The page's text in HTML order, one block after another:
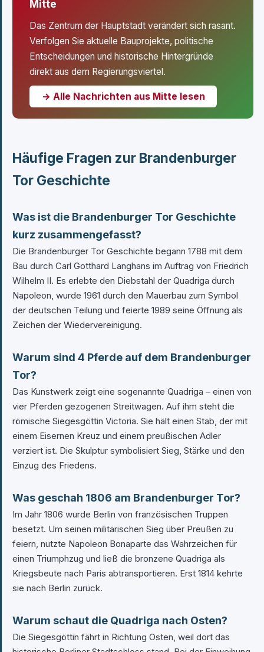
Mitte
Das Zentrum der Hauptstadt verändert sich rasant.
Verfolgen Sie aktuelle Bauprojekte, politische
Entscheidungen und historische Hintergründe
direkt aus dem Regierungsviertel.
→ Alle Nachrichten aus Mitte lesen
Häufige Fragen zur Brandenburger
Tor Geschichte
Was ist die Brandenburger Tor Geschichte
kurz zusammengefasst?
Die Brandenburger Tor Geschichte begann 1788 mit dem
Bau durch Carl Gotthard Langhans im Auftrag von Friedrich
Wilhelm II. Es erlebte den Diebstahl der Quadriga durch
Napoleon, wurde 1961 durch den Mauerbau zum Symbol
der deutschen Teilung und feierte 1989 seine Öffnung als
Zeichen der Wiedervereinigung.
Warum sind 4 Pferde auf dem Brandenburger
Tor?
Das Kunstwerk zeigt eine sogenannte Quadriga – einen von
vier Pferden gezogenen Streitwagen. Auf ihm steht die
römische Siegesgöttin Victoria. Sie hält einen Stab, der mit
einem Eisernen Kreuz und einem preußischen Adler
verziert ist. Die Skulptur symbolisiert Sieg, Stärke und den
Einzug des Friedens.
Was geschah 1806 am Brandenburger Tor?
Im Jahr 1806 wurde Berlin von französischen Truppen
besetzt. Um seinen militärischen Sieg über Preußen zu
feiern, nutzte Napoleon Bonaparte das Wahrzeichen für
einen Triumphzug und ließ die bronzene Quadriga als
Kriegsbeute nach Paris abtransportieren. Erst 1814 kehrte
sie nach Berlin zurück.
Warum schaut die Quadriga nach Osten?
Die Siegesgöttin fährt in Richtung Osten, weil dort das